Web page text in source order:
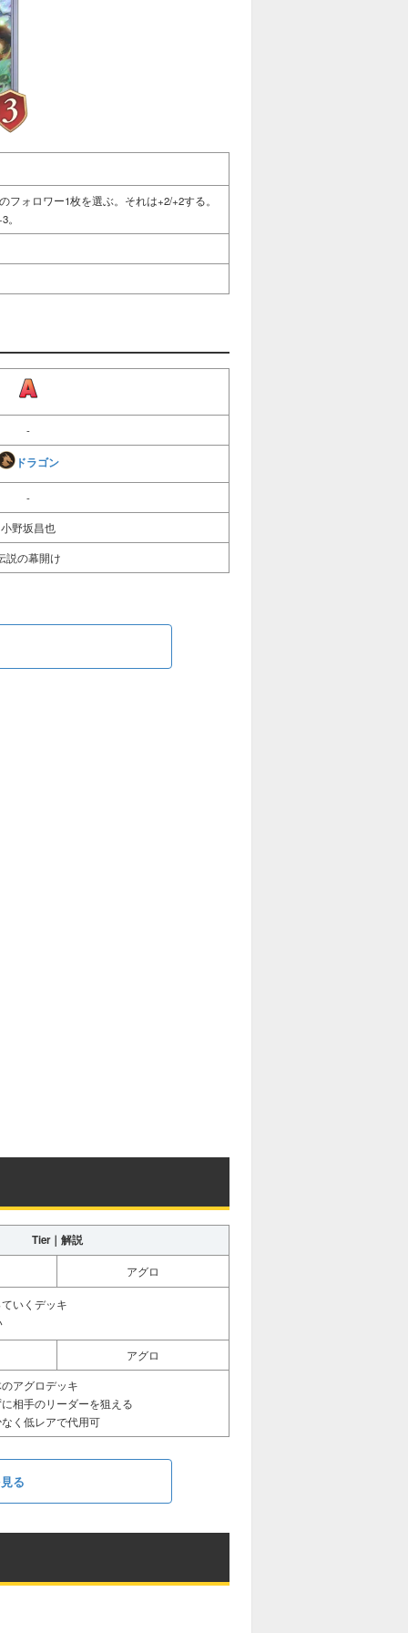
ォロワー1枚を選ぶ。それは+2/+2する。
-
ドラゴン
-
小野坂昌也
説の幕開け
Tier｜解説
アグロ
いくデッキ
アグロ
アグロデッキ
相手のリーダーを狙える
く低レアで代用可
る